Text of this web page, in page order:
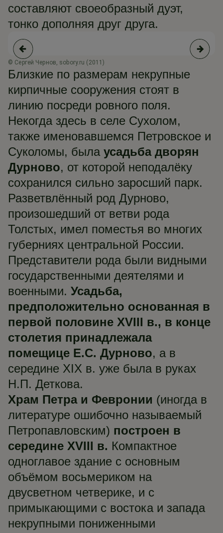
составляют своеобразный дуэт,
тонко дополняя друг друга.
© Сергей Чернов, sobory.ru (2011)
Близкие по размерам некрупные
кирпичные сооружения стоят в
линию посреди ровного поля.
Некогда здесь в селе Сухолом,
также именовавшемся Петровское и
Суколомы, была усадьба дворян
Дурново, от которой неподалёку
сохранился сильно заросший парк.
Разветвлённый род Дурново,
произошедший от ветви рода
Толстых, имел поместья во многих
губерниях центральной России.
Представители рода были видными
государственными деятелями и
военными. Усадьба,
предположительно основанная в
первой половине XVIII в., в конце
столетия принадлежала
помещице Е.С. Дурново, а в
середине ХIХ в. уже была в руках
Н.П. Деткова.
Храм Петра и Февронии (иногда в
литературе ошибочно называемый
Петропавловским) построен в
середине XVIII в. Компактное
одноглавое здание с основным
объёмом восьмериком на
двусветном четверике, и с
примыкающими с востока и запада
некрупными пониженными